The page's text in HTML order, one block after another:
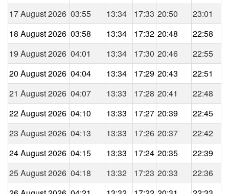
17 August 2026 03:55 13:34 17:33 20:50
23:01
18 August 2026 03:58 13:34 17:32 20:48
22:58
19 August 2026 04:01 13:34 17:30 20:46
22:55
20 August 2026 04:04 13:34 17:29 20:43
22:51
21 August 2026 04:07 13:33 17:28 20:41
22:48
22 August 2026 04:10 13:33 17:27 20:39
22:45
23 August 2026 04:13 13:33 17:26 20:37
22:42
24 August 2026 04:15 13:33 17:24 20:35
22:39
25 August 2026 04:18 13:32 17:23 20:33
22:36